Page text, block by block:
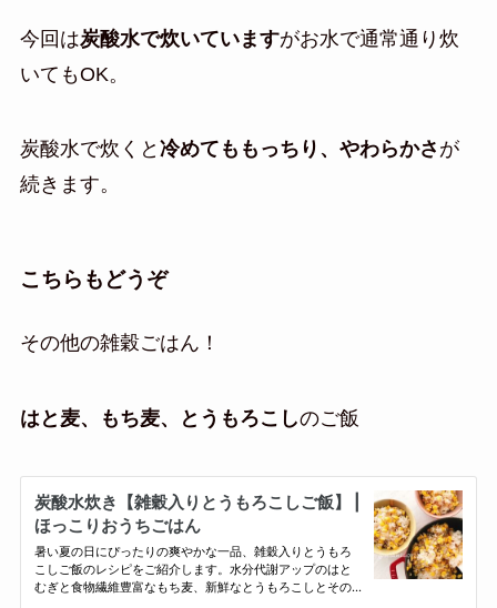
今回は炭酸水で炊いていますがお水で通常通り炊
いてもOK。
炭酸水で炊くと 冷めてももっちり、やわらかさ が
続きます。
こちらもどうぞ
その他の雑穀ごはん！
はと麦、もち麦、とうもろこしのご飯